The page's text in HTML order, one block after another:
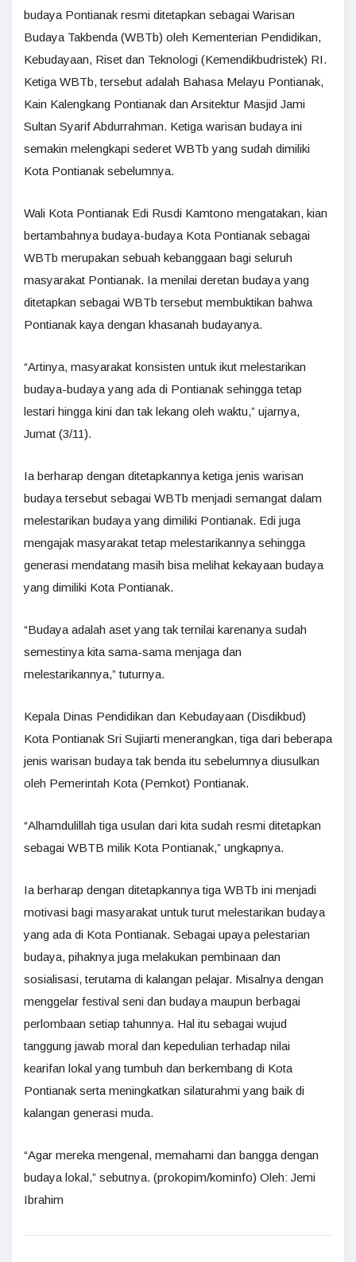
budaya Pontianak resmi ditetapkan sebagai Warisan
Budaya Takbenda (WBTb) oleh Kementerian Pendidikan,
Kebudayaan, Riset dan Teknologi (Kemendikbudristek) RI.
Ketiga WBTb, tersebut adalah Bahasa Melayu Pontianak,
Kain Kalengkang Pontianak dan Arsitektur Masjid Jami
Sultan Syarif Abdurrahman. Ketiga warisan budaya ini
semakin melengkapi sederet WBTb yang sudah dimiliki
Kota Pontianak sebelumnya.
Wali Kota Pontianak Edi Rusdi Kamtono mengatakan, kian
bertambahnya budaya-budaya Kota Pontianak sebagai
WBTb merupakan sebuah kebanggaan bagi seluruh
masyarakat Pontianak. Ia menilai deretan budaya yang
ditetapkan sebagai WBTb tersebut membuktikan bahwa
Pontianak kaya dengan khasanah budayanya.
“Artinya, masyarakat konsisten untuk ikut melestarikan
budaya-budaya yang ada di Pontianak sehingga tetap
lestari hingga kini dan tak lekang oleh waktu,” ujarnya,
Jumat (3/11).
Ia berharap dengan ditetapkannya ketiga jenis warisan
budaya tersebut sebagai WBTb menjadi semangat dalam
melestarikan budaya yang dimiliki Pontianak. Edi juga
mengajak masyarakat tetap melestarikannya sehingga
generasi mendatang masih bisa melihat kekayaan budaya
yang dimiliki Kota Pontianak.
“Budaya adalah aset yang tak ternilai karenanya sudah
semestinya kita sama-sama menjaga dan
melestarikannya,” tuturnya.
Kepala Dinas Pendidikan dan Kebudayaan (Disdikbud)
Kota Pontianak Sri Sujiarti menerangkan, tiga dari beberapa
jenis warisan budaya tak benda itu sebelumnya diusulkan
oleh Pemerintah Kota (Pemkot) Pontianak.
“Alhamdulillah tiga usulan dari kita sudah resmi ditetapkan
sebagai WBTB milik Kota Pontianak,” ungkapnya.
Ia berharap dengan ditetapkannya tiga WBTb ini menjadi
motivasi bagi masyarakat untuk turut melestarikan budaya
yang ada di Kota Pontianak. Sebagai upaya pelestarian
budaya, pihaknya juga melakukan pembinaan dan
sosialisasi, terutama di kalangan pelajar. Misalnya dengan
menggelar festival seni dan budaya maupun berbagai
perlombaan setiap tahunnya. Hal itu sebagai wujud
tanggung jawab moral dan kepedulian terhadap nilai
kearifan lokal yang tumbuh dan berkembang di Kota
Pontianak serta meningkatkan silaturahmi yang baik di
kalangan generasi muda.
“Agar mereka mengenal, memahami dan bangga dengan
budaya lokal,” sebutnya. (prokopim/kominfo) Oleh: Jemi
Ibrahim